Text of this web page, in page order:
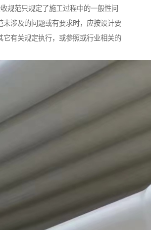
规范只规定了施工过程中的一般性问
未涉及的问题或有要求时，应按设计要
它有关规定执行，或参照或行业相关的